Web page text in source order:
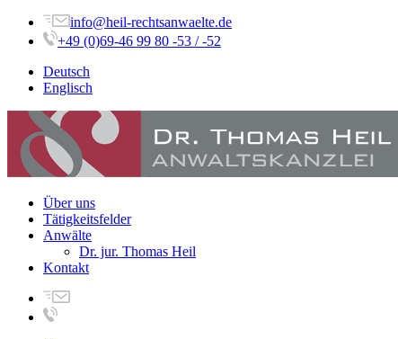
info@heil-rechtsanwaelte.de
+49 (0)69-46 99 80 -53 / -52
Deutsch
Englisch
Über uns
Tätigkeitsfelder
Anwälte
Dr. jur. Thomas Heil
Kontakt